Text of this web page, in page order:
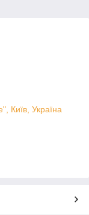
Київ, Україна